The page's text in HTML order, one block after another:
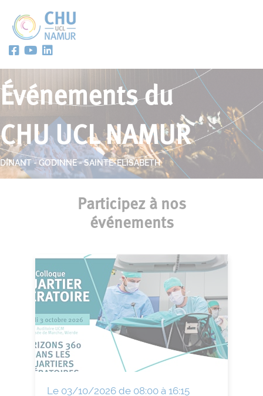
Événements du
CHU UCL NAMUR
DINANT - GODINNE - SAINTE-ELISABETH
Participez à nos
événements
Le 03/10/2026 de 08:00 à 16:15